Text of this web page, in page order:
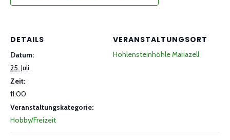
DETAILS
Datum:
25. Juli
Zeit:
11:00
Veranstaltungskategorie:
Hobby/Freizeit
VERANSTALTUNGSORT
Hohlensteinhöhle Mariazell